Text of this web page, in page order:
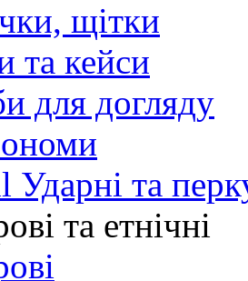
щітки
та кейси
для догляду
та
та етнічні